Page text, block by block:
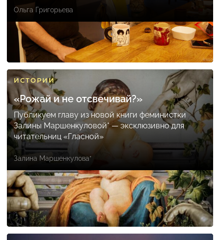
Ольга Григорьева
ИСТОРИИ
«Рожай и не отсвечивай?»
Публикуем главу из новой книги феминистки
Залины Маршенкуловой* — эксклюзивно для
читательниц «Гласной»
Залина Маршенкулова*